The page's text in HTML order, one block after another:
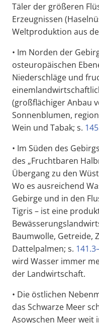
Täler der größeren
Erzeugnissen
Weltproduktion aus
• Im Norden der
osteuropäischen
Niederschläge und
(großflächiger Anbau
Sonnenblumen,
Wein und Tabak; s.
• Im Süden des
des „Fruchtbaren
Übergang zu den
Wo es ausreichend
Gebirge und in den
Tigris – ist eine
Baumwolle, Getreide,
Dattelpalmen; s.
wird Wasser immer
der Landwirtschaft.
• Die östlichen
das Schwarze Meer
Asowschen Meer weit